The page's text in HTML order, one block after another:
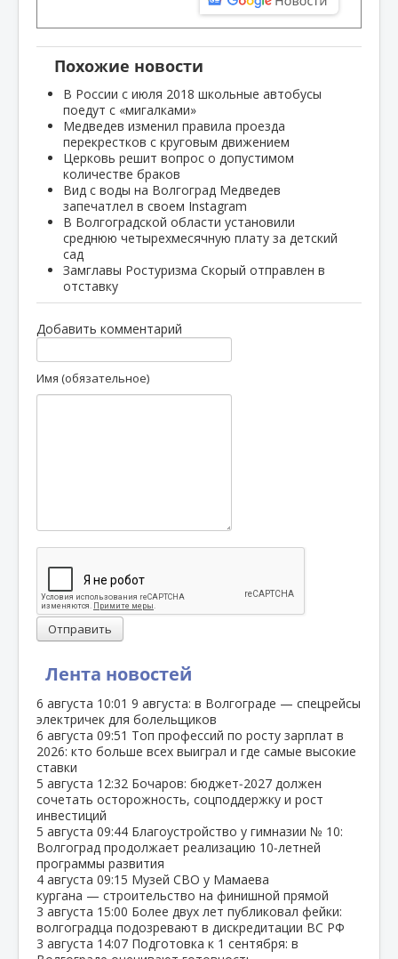
Лента новостей
6 августа 10:01 9 августа: в Волгограде — спецрейсы
электричек для болельщиков
6 августа 09:51 Топ профессий по росту зарплат в
2026: кто больше всех выиграл и где самые высокие
ставки
5 августа 12:32 Бочаров: бюджет‑2027 должен
сочетать осторожность, соцподдержку и рост
инвестиций
5 августа 09:44 Благоустройство у гимназии № 10:
Волгоград продолжает реализацию 10‑летней
программы развития
4 августа 09:15 Музей СВО у Мамаева
кургана — строительство на финишной прямой
3 августа 15:00 Более двух лет публиковал фейки:
волгоградца подозревают в дискредитации ВС РФ
3 августа 14:07 Подготовка к 1 сентября: в
Похожие новости
В России с июля 2018 школьные автобусы
поедут с «мигалками»
Медведев изменил правила проезда
перекрестков с круговым движением
Церковь решит вопрос о допустимом
количестве браков
Вид с воды на Волгоград Медведев
запечатлел в своем Instagram
В Волгоградской области установили
среднюю четырехмесячную плату за детский
сад
Замглавы Ростуризма Скорый отправлен в
отставку
Добавить комментарий
Имя (обязательное)
Отправить